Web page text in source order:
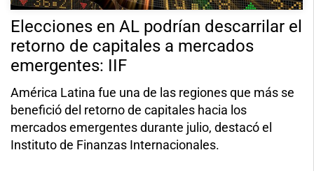
Elecciones en AL podrían descarrilar el
retorno de capitales a mercados
emergentes: IIF
América Latina fue una de las regiones que más se
benefició del retorno de capitales hacia los
mercados emergentes durante julio, destacó el
Instituto de Finanzas Internacionales.